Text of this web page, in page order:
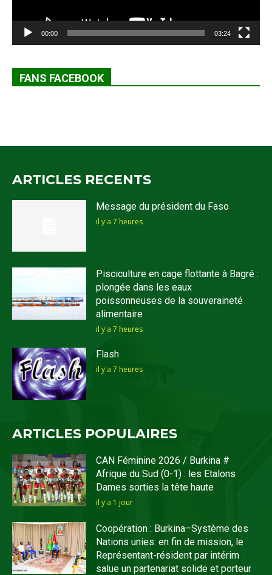
00:00 03:24
FANS FACEBOOK
ARTICLES RECENTS
Message du président du Faso
il y'a 7 heures
Pisciculture en cage flottante à Bagré :
plongée dans les eaux
poissonneuses de la souveraineté
alimentaire
il y'a 7 heures
Flash
il y'a 7 heures
ARTICLES POPULAIRES
CAN Féminine 2026 / Burkina #
Afrique du Sud (0-1) : les Etalons
Dames sorties la tête haute
il y'a 1 jour
Coopération : Burkina–Système des
Nations unies: en fin de mission, le
Représentant-résident par intérim
salue un partenariat solide et porteur